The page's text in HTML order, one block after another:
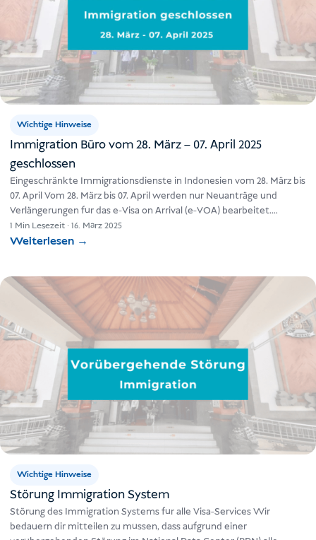
Wichtige Hinweise
Immigration Büro vom 28. März – 07. April 2025
geschlossen
Eingeschränkte Immigrationsdienste in Indonesien vom 28. März bis
07. April Vom 28. März bis 07. April werden nur Neuanträge und
Verlängerungen für das e-Visa on Arrival (e-VOA) bearbeitet.…
1 Min Lesezeit ·16. März 2025
Weiterlesen →
Wichtige Hinweise
Störung Immigration System
Störung des Immigration Systems für alle Visa-Services Wir
bedauern dir mitteilen zu müssen, dass aufgrund einer